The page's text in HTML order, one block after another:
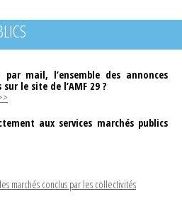
par mail, l’ensemble des annonces
le site de l’AMF 29 ?
aux services marchés publics
marchés conclus par les collectivités